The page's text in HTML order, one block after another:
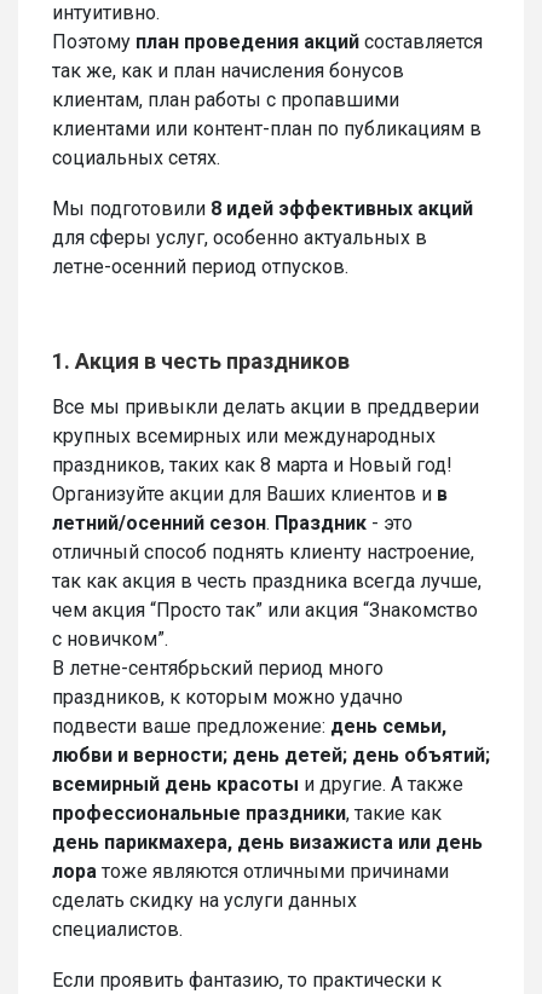
интуитивно.
Поэтому план проведения акций составляется
так же, как и план начисления бонусов
клиентам, план работы с пропавшими
клиентами или контент-план по публикациям в
социальных сетях.
Мы подготовили 8 идей эффективных акций
для сферы услуг, особенно актуальных в
летне-осенний период отпусков.
1. Акция в честь праздников
Все мы привыкли делать акции в преддверии
крупных всемирных или международных
праздников, таких как 8 марта и Новый год!
Организуйте акции для Ваших клиентов и в
летний/осенний сезон. Праздник - это
отличный способ поднять клиенту настроение,
так как акция в честь праздника всегда лучше,
чем акция “Просто так” или акция “Знакомство
с новичком”.
В летне-сентябрьский период много
праздников, к которым можно удачно
подвести ваше предложение: день семьи,
любви и верности; день детей; день объятий;
всемирный день красоты и другие. А также
профессиональные праздники, такие как
день парикмахера, день визажиста или день
лора тоже являются отличными причинами
сделать скидку на услуги данных
специалистов.
Если проявить фантазию, то практически к